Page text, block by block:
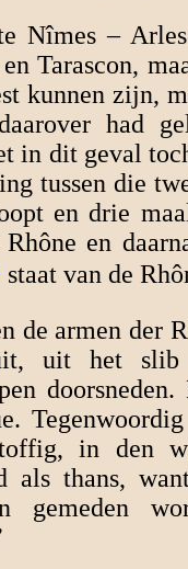
Nîmes –
Tarascon,
kunnen zijn,
had
in dit geval
tussen die
en drie
en
staat van de
de armen der
uit het slib
in den
als thans,
gemeden